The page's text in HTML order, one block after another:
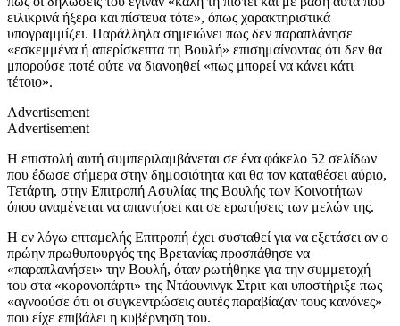
ειλικρινά ήξερα και πίστευα τότε», όπως χαρακτηριστικά
υπογραμμίζει. Παράλληλα σημειώνει πως δεν παραπλάνησε
«εσκεμμένα ή απερίσκεπτα τη Βουλή» επισημαίνοντας ότι δεν θα
μπορούσε ποτέ ούτε να διανοηθεί «πως μπορεί να κάνει κάτι
τέτοιο».
Advertisement
Advertisement
Η επιστολή αυτή συμπεριλαμβάνεται σε ένα φάκελο 52 σελίδων
που έδωσε σήμερα στην δημοσιότητα και θα τον καταθέσει αύριο,
Τετάρτη, στην Επιτροπή Ασυλίας της Βουλής των Κοινοτήτων
όπου αναμένεται να απαντήσει και σε ερωτήσεις των μελών της.
Η εν λόγω επταμελής Επιτροπή έχει συσταθεί για να εξετάσει αν ο
πρώην πρωθυπουργός της Βρετανίας προσπάθησε να
«παραπλανήσει» την Βουλή, όταν ρωτήθηκε για την συμμετοχή
του στα «κορονοπάρτι» της Ντάουνινγκ Στριτ και υποστήριξε πως
«αγνοούσε ότι οι συγκεντρώσεις αυτές παραβίαζαν τους κανόνες»
που είχε επιβάλει η κυβέρνηση του.